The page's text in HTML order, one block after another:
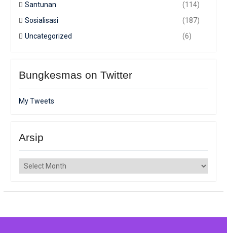
Santunan
(114)
Sosialisasi
(187)
Uncategorized
(6)
Bungkesmas on Twitter
My Tweets
Arsip
Arsip